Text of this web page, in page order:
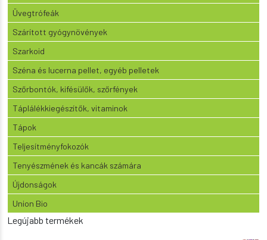
Üvegtrófeák
Szárított gyógynövények
Szarkoid
Széna és lucerna pellet, egyéb pelletek
Szőrbontók, kifésülők, szőrfények
Táplálékkiegészítők, vitaminok
Tápok
Teljesítményfokozók
Tenyészmének és kancák számára
Újdonságok
Union Bio
Legújabb termékek